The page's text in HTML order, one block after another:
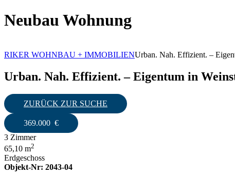
Neubau Wohnung
RIKER WOHNBAU + IMMOBILIENUrban. Nah. Effizient. –
Urban. Nah. Effizient. – Eigentum in
ZURÜCK ZUR SUCHE
369.000 €
3 Zimmer
65,10 m2
Erdgeschoss
Objekt-Nr: 2043-04